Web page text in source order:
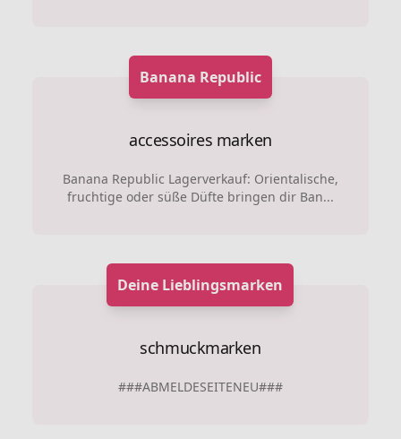
Banana Republic
accessoires marken
Banana Republic Lagerverkauf: Orientalische,
fruchtige oder süße Düfte bringen dir Ban...
Deine Lieblingsmarken
schmuckmarken
###ABMELDESEITENEU###